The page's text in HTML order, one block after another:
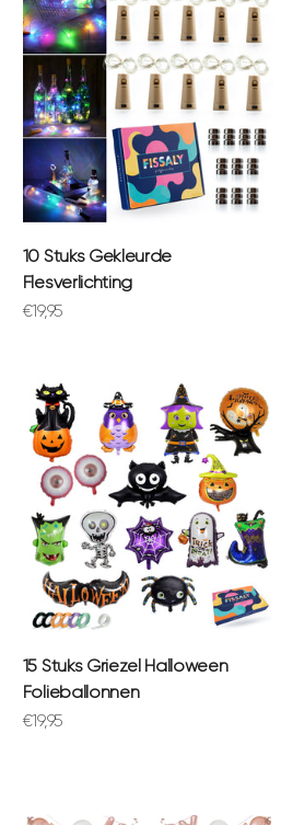
10 Stuks Gekleurde
Flesverlichting
Aanbiedingsprijs
€19,95
15 Stuks Griezel Halloween
Folieballonnen
Aanbiedingsprijs
€19,95